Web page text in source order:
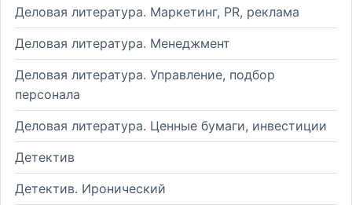
Деловая литература. Маркетинг, PR, реклама
Деловая литература. Менеджмент
Деловая литература. Управление, подбор
персонала
Деловая литература. Ценные бумаги, инвестиции
Детектив
Детектив. Иронический